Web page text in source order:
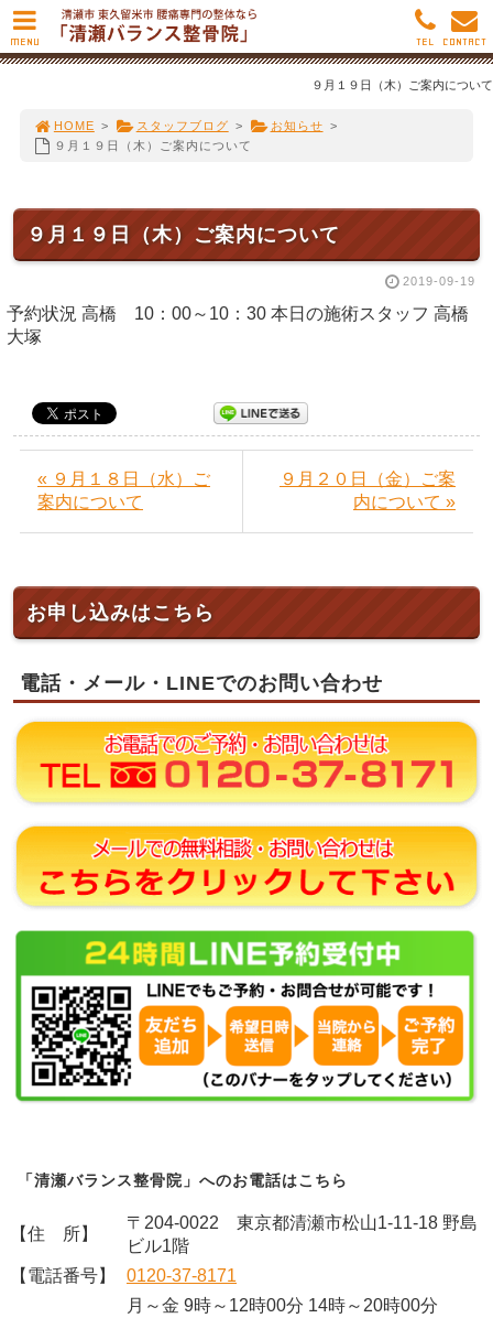
９月１９日（木）ご案内について
HOME > スタッフブログ > お知らせ >
９月１９日（木）ご案内について
９月１９日（木）ご案内について
2019-09-19
予約状況 高橋 10：00～10：30 本日の施術スタッフ 高橋
大塚
« ９月１８日（水）ご
案内について
９月２０日（金）ご案
内について »
お申し込みはこちら
電話・メール・LINEでのお問い合わせ
「清瀬バランス整骨院」へのお電話はこちら
【住 所】
〒204-0022 東京都清瀬市松山1-11-18 野島
ビル1階
【電話番号】
0120-37-8171
月～金 9時～12時00分 14時～20時00分
MENU CONTACT
TEL